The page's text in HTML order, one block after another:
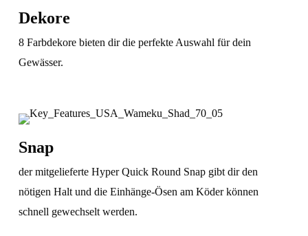
Dekore
8 Farbdekore bieten dir die perfekte Auswahl für dein
Gewässer.
Snap
der mitgelieferte Hyper Quick Round Snap gibt dir den
nötigen Halt und die Einhänge-Ösen am Köder können
schnell gewechselt werden.